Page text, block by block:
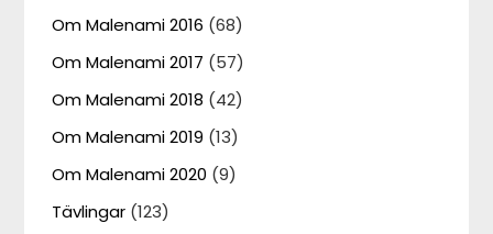
Om Malenami 2016 (68)
Om Malenami 2017 (57)
Om Malenami 2018 (42)
Om Malenami 2019 (13)
Om Malenami 2020 (9)
Tävlingar (123)